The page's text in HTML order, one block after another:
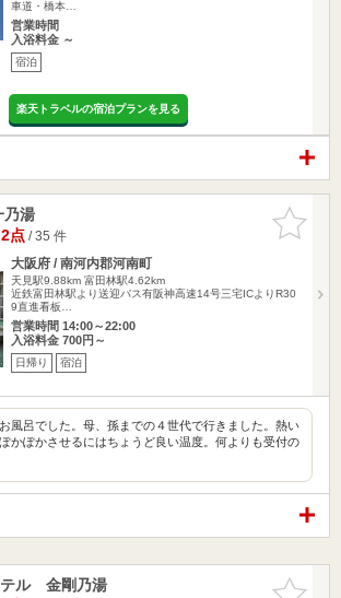
車道・橋本…
営業時間
入浴料金 ～
宿泊
楽天トラベルの宿泊プランを見る
お気に入
りに追加
乃湯
点/ 35 件
大阪府 / 南河内郡河南町
天見駅9.88km 富田林駅4.62km
近鉄富田林駅より送迎バス有阪神高速14号三宅ICよりR30
9直進看板…
営業時間 14:00～22:00
入浴料金 700円～
日帰り 宿泊
風呂でした。母、孫までの４世代で行きました。熱い
かぽかさせるにはちょうど良い温度。何よりも受付の
お気に入
テル 金剛乃湯